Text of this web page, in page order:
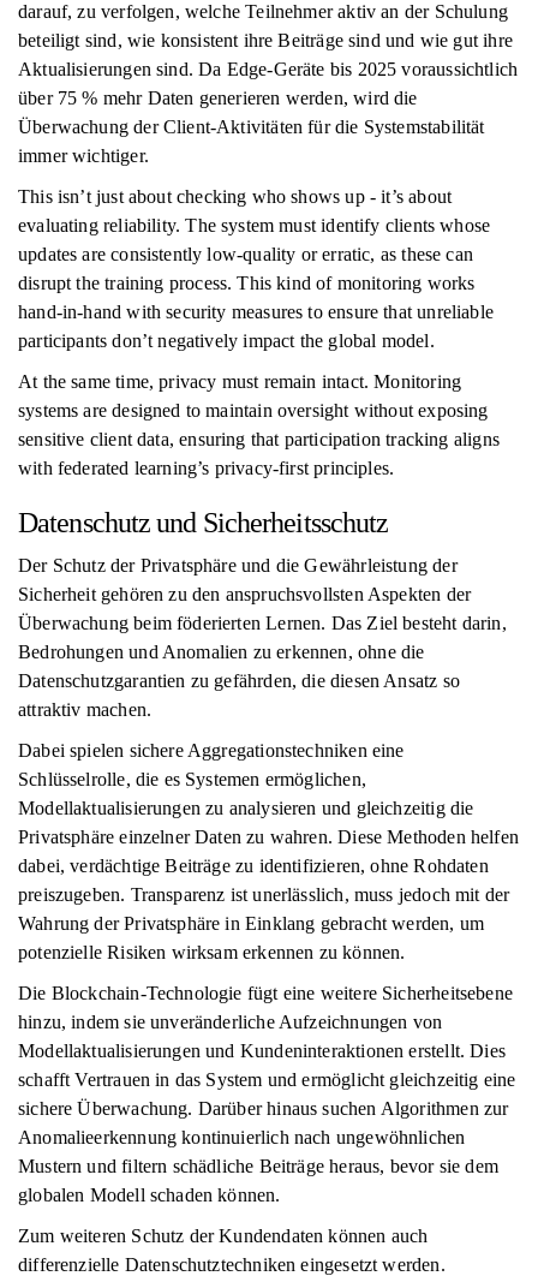
darauf, zu verfolgen, welche Teilnehmer aktiv an der Schulung
beteiligt sind, wie konsistent ihre Beiträge sind und wie gut ihre
Aktualisierungen sind. Da Edge-Geräte bis 2025 voraussichtlich
über 75 % mehr Daten generieren werden, wird die
Überwachung der Client-Aktivitäten für die Systemstabilität
immer wichtiger.
This isn’t just about checking who shows up - it’s about
evaluating reliability. The system must identify clients whose
updates are consistently low-quality or erratic, as these can
disrupt the training process. This kind of monitoring works
hand-in-hand with security measures to ensure that unreliable
participants don’t negatively impact the global model.
At the same time, privacy must remain intact. Monitoring
systems are designed to maintain oversight without exposing
sensitive client data, ensuring that participation tracking aligns
with federated learning’s privacy-first principles.
Datenschutz und Sicherheitsschutz
Der Schutz der Privatsphäre und die Gewährleistung der
Sicherheit gehören zu den anspruchsvollsten Aspekten der
Überwachung beim föderierten Lernen. Das Ziel besteht darin,
Bedrohungen und Anomalien zu erkennen, ohne die
Datenschutzgarantien zu gefährden, die diesen Ansatz so
attraktiv machen.
Dabei spielen sichere Aggregationstechniken eine
Schlüsselrolle, die es Systemen ermöglichen,
Modellaktualisierungen zu analysieren und gleichzeitig die
Privatsphäre einzelner Daten zu wahren. Diese Methoden helfen
dabei, verdächtige Beiträge zu identifizieren, ohne Rohdaten
preiszugeben. Transparenz ist unerlässlich, muss jedoch mit der
Wahrung der Privatsphäre in Einklang gebracht werden, um
potenzielle Risiken wirksam erkennen zu können.
Die Blockchain-Technologie fügt eine weitere Sicherheitsebene
hinzu, indem sie unveränderliche Aufzeichnungen von
Modellaktualisierungen und Kundeninteraktionen erstellt. Dies
schafft Vertrauen in das System und ermöglicht gleichzeitig eine
sichere Überwachung. Darüber hinaus suchen Algorithmen zur
Anomalieerkennung kontinuierlich nach ungewöhnlichen
Mustern und filtern schädliche Beiträge heraus, bevor sie dem
globalen Modell schaden können.
Zum weiteren Schutz der Kundendaten können auch
differenzielle Datenschutztechniken eingesetzt werden.